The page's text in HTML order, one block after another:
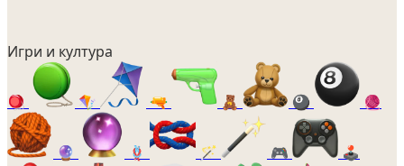
Игри и култура
🪀 🪁 🔫 🧸 🎱 🧶
🔮 🪢 🪄 🎮 🕹️